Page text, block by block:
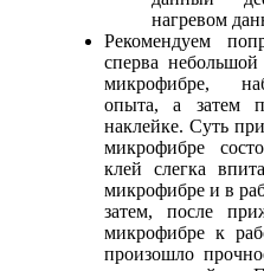
нагревом
Рекомендуем
сперва
микрофибре,
опыта, а затем
наклейке. Суть
микрофибре
клей слегка
микрофибре и в
затем, после
микрофибре к
произошло